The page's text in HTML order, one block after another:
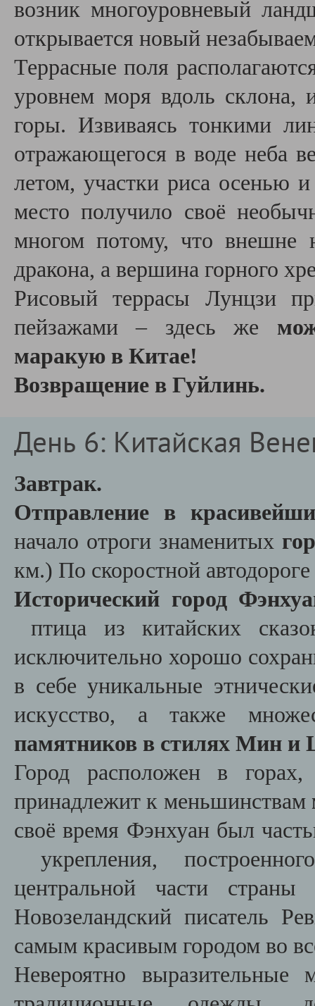
возник многоуровневый
открывается новый
Террасные поля
уровнем моря вдоль склона,
горы. Извиваясь тонкими
отражающегося в воде неба
летом, участки риса осенью
место получило своё
многом потому, что внешне
дракона, а вершина горного
Рисовый террасы Лунцзи
пейзажами – здесь же
маракую в Китае!
Возвращение в Гуйлинь.
День 6: Китайская
Завтрак.
Отправление в
начало отроги знаменитых
км.) По скоростной
Исторический город
птица из китайских
исключительно хорошо
в себе уникальные
искусство, а также
памятников в стилях Мин и
Город расположен в
принадлежит к меньшинствам
своё время Фэнхуан был
укрепления,
центральной части
Новозеландский писатель
самым красивым городом во
Невероятно